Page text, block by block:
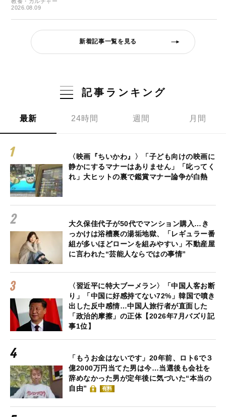
2026.08.09
新着記事一覧を見る
記事ランキング
最新 24時間 週間 月間
〈映画『ちいかわ』〉「子ども向けの映画に
静かにするマナーはありません」「叱ってく
れ」大ヒットの裏で鑑賞マナー論争が白熱
大久保佳代子が50代でマンション購入…き
っかけは浴槽裏の湯垢地獄、「レギュラー番
組が多いほどローンを組みやすい」不動産屋
に言われた“芸能人ならではの事情”
〈習近平に特大ブーメラン〉「中国人客お断
り」「中国に好感持てない72%」韓国で噴き
出した反中感情…中国人旅行者が直面した
「政治的摩擦」の正体【2026年7月バズり記
事1位】
「もうお金はないです」20年前、ロト6で３
億2000万円当てた男は今…当選後も会社を
辞めなかった男が定年後に気づいた“本当の
自由”
有料